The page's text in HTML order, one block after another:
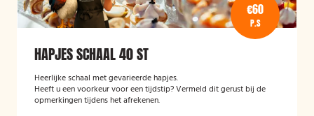
€60
P.S
HAPJES SCHAAL 40 ST
Heerlijke schaal met gevarieerde hapjes.
Heeft u een voorkeur voor een tijdstip? Vermeld dit gerust bij de
opmerkingen tijdens het afrekenen.